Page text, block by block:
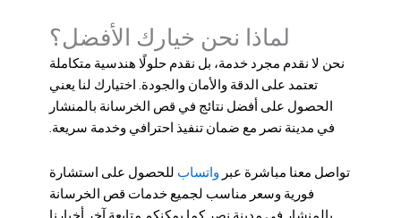
لماذا نحن خيارك الأفضل؟
نحن لا نقدم مجرد خدمة، بل نقدم حلولًا هندسية متكاملة
تعتمد على الدقة والأمان والجودة. اختيارك لنا يعني
الحصول على أفضل نتائج في قص الخرسانة بالمنشار
في مدينة نصر مع ضمان تنفيذ احترافي وخدمة سريعة.
تواصل معنا مباشرة عبر واتساب للحصول على استشارة
فورية وسعر مناسب لجميع خدمات قص الخرسانة